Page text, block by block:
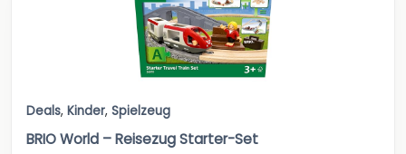
Deals, Kinder, Spielzeug
BRIO World – Reisezug Starter-Set